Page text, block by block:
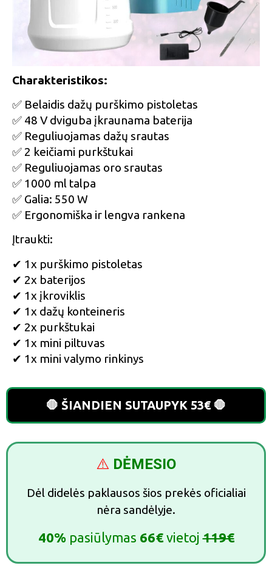
Charakteristikos:
✅ Belaidis dažų purškimo pistoletas
✅ 48 V dviguba įkraunama baterija
✅ Reguliuojamas dažų srautas
✅ 2 keičiami purkštukai
✅ Reguliuojamas oro srautas
✅ 1000 ml talpa
✅ Galia: 550 W
✅ Ergonomiška ir lengva rankena
Įtraukti:
✔ 1x purškimo pistoletas
✔ 2x baterijos
✔ 1x įkroviklis
✔ 1x dažų konteineris
✔ 2x purkštukai
✔ 1x mini piltuvas
✔ 1x mini valymo rinkinys
🛑 ŠIANDIEN SUTAUPYK 53€ 🛑
⚠️ DĖMESIO
Dėl didelės paklausos šios prekės oficialiai
nėra sandėlyje.
40%pasiūlymas 66€vietoj119€